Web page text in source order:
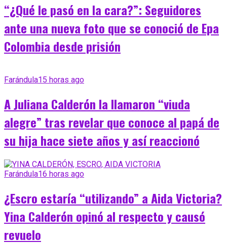
“¿Qué le pasó en la cara?”: Seguidores
ante una nueva foto que se conoció de Epa
Colombia desde prisión
Farándula15 horas ago
A Juliana Calderón la llamaron “viuda
alegre” tras revelar que conoce al papá de
su hija hace siete años y así reaccionó
Farándula16 horas ago
¿Escro estaría “utilizando” a Aida Victoria?
Yina Calderón opinó al respecto y causó
revuelo